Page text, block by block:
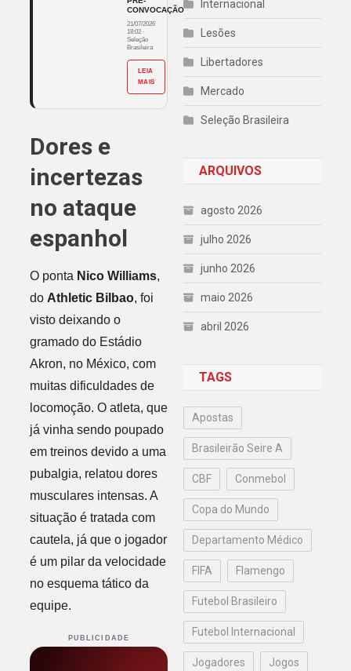
CONVOCAÇÃO
21/07/2026
18:02 ·
Seleção
Brasileira
LEIA
MAIS
Dores e
incertezas
no ataque
espanhol
O ponta Nico Williams,
do Athletic Bilbao, foi
visto deixando o
gramado do Estádio
Akron, no México, com
muitas dificuldades de
locomoção. O atleta, que
já vinha sendo poupado
em treinos devido a uma
pubalgia, relatou dores
musculares intensas. A
situação é tratada com
cautela, já que o jogador
é um pilar da velocidade
no esquema tático da
equipe.
PUBLICIDADE
Internacional
Lesões
Libertadores
Mercado
Seleção Brasileira
ARQUIVOS
agosto 2026
julho 2026
junho 2026
maio 2026
abril 2026
TAGS
Apostas
Brasileirão Seire A
CBF Conmebol
Copa do Mundo
Departamento Médico
FIFA Flamengo
Futebol Brasileiro
Futebol Internacional
Jogadores Jogos